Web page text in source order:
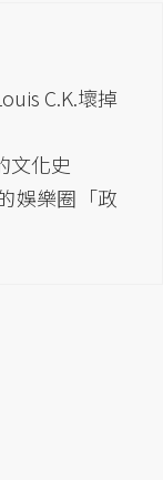
C.K.壞掉
文化史
娛樂圈「政